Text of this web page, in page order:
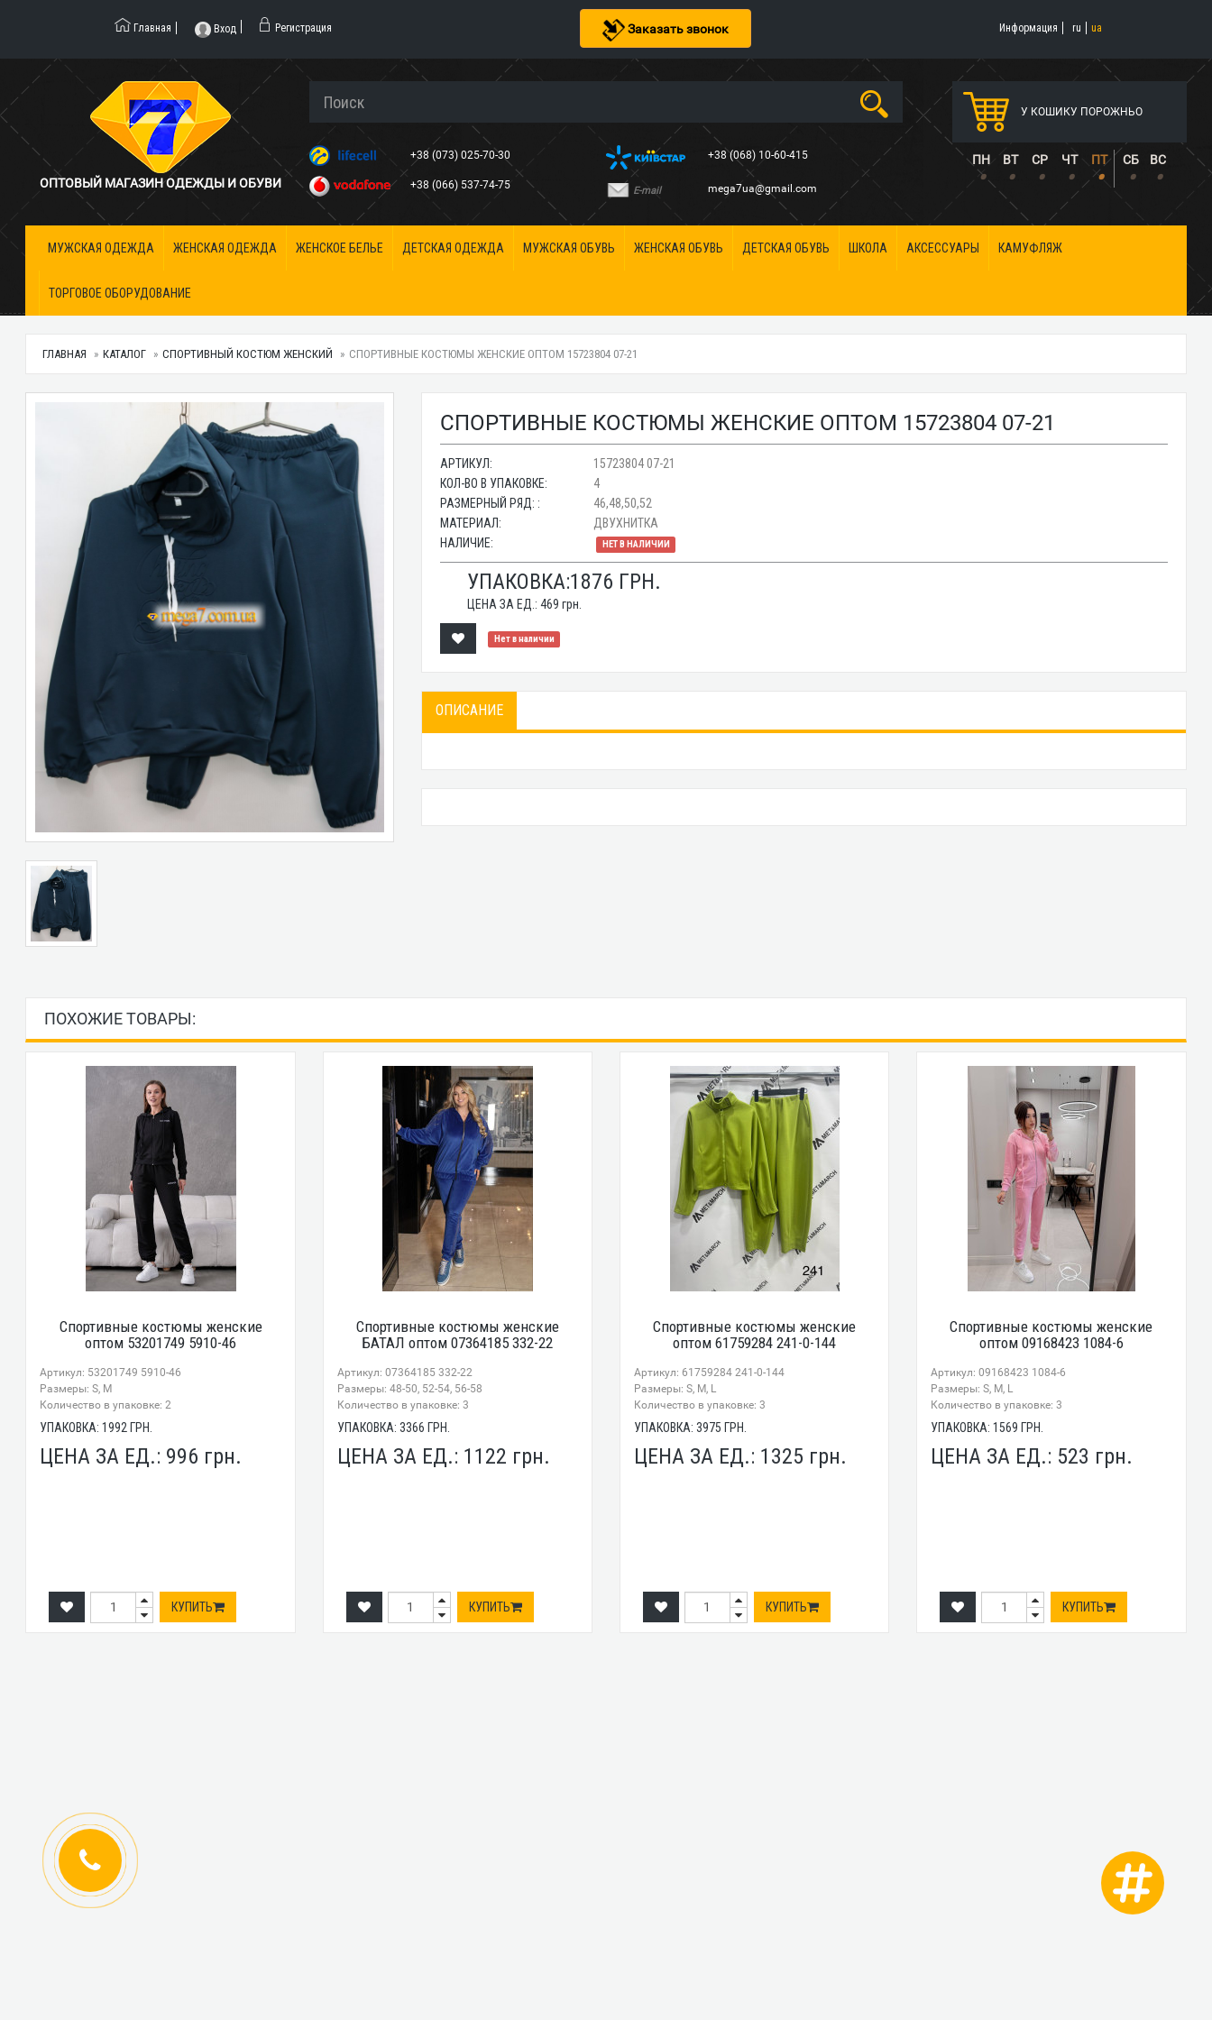
Заказать звонок
Главная Вход Регистрация Информация ru ua
ОПТОВЫЙ МАГАЗИН ОДЕЖДЫ И ОБУВИ
+38 (073) 025-70-30
+38 (066) 537-74-75
+38 (068) 10-60-415
E-mail mega7ua@gmail.com
У КОШИКУ ПОРОЖНЬО
ПН ВТ СР ЧТ ПТ СБ ВС
• • • • • • •
МУЖСКАЯ ОДЕЖДА ЖЕНСКАЯ ОДЕЖДА ЖЕНСКОЕ БЕЛЬЕ ДЕТСКАЯ ОДЕЖДА МУЖСКАЯ ОБУВЬ ЖЕНСКАЯ ОБУВЬ ДЕТСКАЯ ОБУВЬ ШКОЛА АКСЕССУАРЫ КАМУФЛЯЖ
ТОРГОВОЕ ОБОРУДОВАНИЕ
ГЛАВНАЯ КАТАЛОГ СПОРТИВНЫЙ КОСТЮМ ЖЕНСКИЙ СПОРТИВНЫЕ КОСТЮМЫ ЖЕНСКИЕ ОПТОМ 15723804 07-21
СПОРТИВНЫЕ КОСТЮМЫ ЖЕНСКИЕ ОПТОМ 15723804 07-21
АРТИКУЛ:
15723804 07-21
КОЛ-ВО В УПАКОВКЕ:
4
РАЗМЕРНЫЙ РЯД: :
46,48,50,52
МАТЕРИАЛ:
ДВУХНИТКА
НАЛИЧИЕ:
НЕТ В НАЛИЧИИ
УПАКОВКА:1876 ГРН.
ЦЕНА ЗА ЕД.:469 грн.
Нет в наличии
ОПИСАНИЕ
ПОХОЖИЕ ТОВАРЫ:
Спортивные костюмы женские
оптом 53201749 5910-46
Артикул: 53201749 5910-46
Размеры: S, M
Количество в упаковке: 2
УПАКОВКА:1992 ГРН.
ЦЕНА ЗА ЕД.: 996 грн.
КУПИТЬ
Спортивные костюмы женские
БАТАЛ оптом 07364185 332-22
Артикул: 07364185 332-22
Размеры: 48-50, 52-54, 56-58
Количество в упаковке: 3
УПАКОВКА: 3366 ГРН.
ЦЕНА ЗА ЕД.: 1122 грн.
КУПИТЬ
Спортивные костюмы женские
оптом 61759284 241-0-144
Артикул: 61759284 241-0-144
Размеры: S, M, L
Количество в упаковке: 3
УПАКОВКА: 3975 ГРН.
ЦЕНА ЗА ЕД.: 1325 грн.
КУПИТЬ
Спортивные костюмы женские
оптом 09168423 1084-6
Артикул: 09168423 1084-6
Размеры: S, M, L
Количество в упаковке: 3
УПАКОВКА:1569 ГРН.
ЦЕНА ЗА ЕД.: 523 грн.
КУПИТЬ